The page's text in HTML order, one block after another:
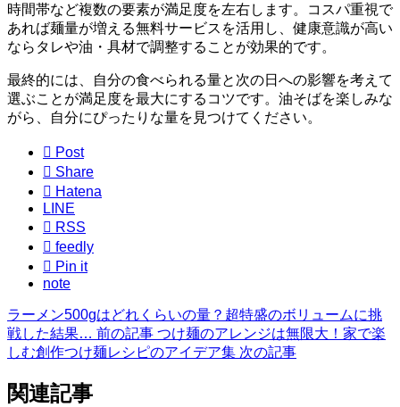
時間帯など複数の要素が満足度を左右します。コスパ重視で
あれば麺量が増える無料サービスを活用し、健康意識が高い
ならタレや油・具材で調整することが効果的です。
最終的には、自分の食べられる量と次の日への影響を考えて
選ぶことが満足度を最大にするコツです。油そばを楽しみな
がら、自分にぴったりな量を見つけてください。
 Post
 Share
 Hatena
LINE
 RSS
 feedly
 Pin it
note
ラーメン500gはどれくらいの量？超特盛のボリュームに挑
戦した結果… 前の記事 つけ麺のアレンジは無限大！家で楽
しむ創作つけ麺レシピのアイデア集 次の記事
関連記事